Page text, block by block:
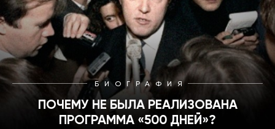
БИОГРАФИЯ
ПОЧЕМУ НЕ БЫЛА РЕАЛИЗОВАНА
ПРОГРАММА «500 ДНЕЙ»?